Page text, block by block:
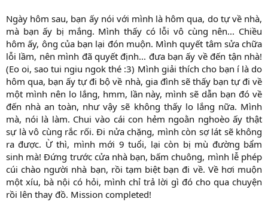
Ngày hôm sau, bạn ấy nói với mình là hôm qua, do tự về nhà,
mà bạn ấy bị mắng. Mình thấy có lỗi vô cùng nên... Chiều
hôm ấy, ông của bạn lại đón muộn. Mình quyết tâm sửa chữa
lỗi lầm, nên mình đã quyết định... đưa bạn ấy về đến tận nhà!
(Eo oi, sao tui ngiu ngok thé :3) Mình giải thích cho bạn í là do
hôm qua, bạn ấy tự đi bộ về nhà, gia đình sẽ thấy bạn tự đi về
một mình nên lo lắng, hmm, lần này, mình sẽ dẫn bạn đó về
đến nhà an toàn, như vậy sẽ không thấy lo lắng nữa. Mình
mà, nói là làm. Chui vào cái con hẻm ngoằn nghoèo ấy thật
sự là vô cùng rắc rối. Đi nửa chặng, mình còn sợ lát sẽ không
ra được. Ừ thì, mình mới 9 tuổi, lại còn bị mù đường bẩm
sinh mà! Đứng trước cửa nhà bạn, bấm chuông, mình lễ phép
cúi chào người nhà bạn, rồi tạm biệt bạn đi về. Về hơi muộn
một xíu, bà nội có hỏi, mình chỉ trả lời gì đó cho qua chuyện
rồi lên thay đồ. Mission completed!